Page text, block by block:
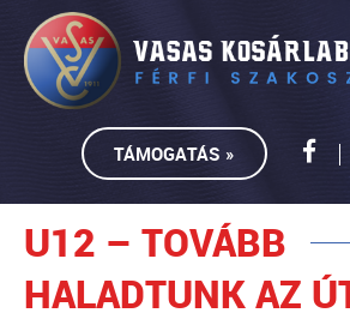
TÁMOGATÁS »
U12 – TOVÁBB
HALADTUNK AZ